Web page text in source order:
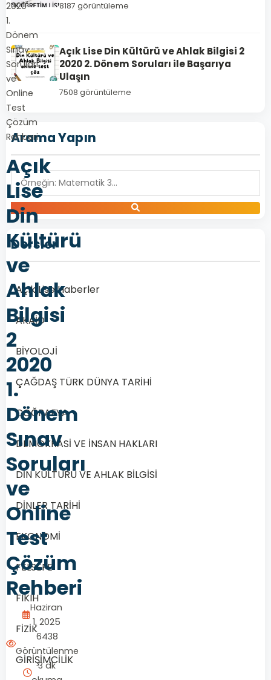
2020
1.
Dönem
Sınav
Soruları
ve
Online
Test
Çözüm
Rehberi
Açık
Lise
Din
Kültürü
ve
Ahlak
Bilgisi
2
2020
1.
Dönem
Sınav
Soruları
ve
Online
Test
Çözüm
Rehberi
Haziran
1, 2025
6438
Görüntülenme
3 dk
8187 görüntüleme
Açık Lise Din Kültürü ve Ahlak Bilgisi 2
2020 2. Dönem Soruları ile Başarıya
Ulaşın
7508 görüntüleme
Arama Yapın
Dersler
Açık Lise Haberler
AKAİD
BİYOLOJİ
ÇAĞDAŞ TÜRK DÜNYA TARİHİ
COĞRAFYA
DEMOKRASİ VE İNSAN HAKLARI
DİN KÜLTÜRÜ VE AHLAK BİLGİSİ
DİNLER TARİHİ
EKONOMİ
FELSEFE
FIKIH
FİZİK
GİRİŞİMCİLİK